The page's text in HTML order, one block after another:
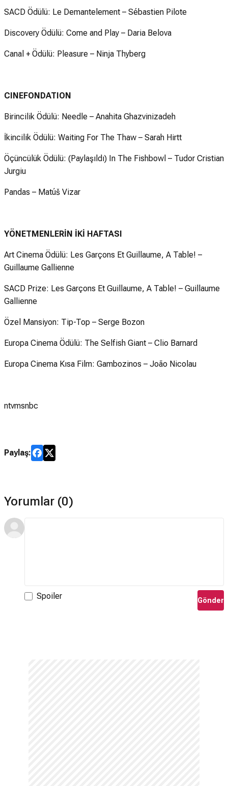
SACD Ödülü: Le Demantelement – Sébastien Pilote
Discovery Ödülü: Come and Play – Daria Belova
Canal + Ödülü: Pleasure – Ninja Thyberg
CINEFONDATION
Birincilik Ödülü: Needle – Anahita Ghazvinizadeh
İkincilik Ödülü: Waiting For The Thaw – Sarah Hirtt
Öçüncülük Ödülü: (Paylaşıldı) In The Fishbowl – Tudor Cristian
Jurgiu
Pandas – Matúš Vizar
YÖNETMENLERİN İKİ HAFTASI
Art Cinema Ödülü: Les Garçons Et Guillaume, A Table! –
Guillaume Gallienne
SACD Prize: Les Garçons Et Guillaume, A Table! – Guillaume
Gallienne
Özel Mansiyon: Tip-Top – Serge Bozon
Europa Cinema Ödülü: The Selfish Giant – Clio Barnard
Europa Cinema Kısa Film: Gambozinos – João Nicolau
ntvmsnbc
Paylaş:
Yorumlar (0)
Spoiler Gönder